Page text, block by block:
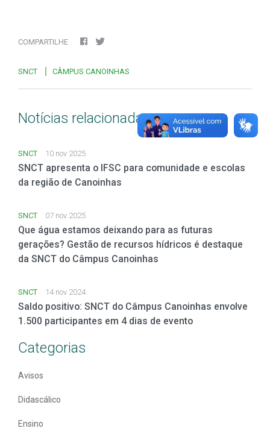
COMPARTILHE
SNCT CÂMPUS CANOINHAS
Notícias relacionadas
SNCT 10 nov 2025
SNCT apresenta o IFSC para comunidade e escolas
da região de Canoinhas
SNCT 07 nov 2025
Que água estamos deixando para as futuras
gerações? Gestão de recursos hídricos é destaque
da SNCT do Câmpus Canoinhas
SNCT 14 nov 2024
Saldo positivo: SNCT do Câmpus Canoinhas envolve
1.500 participantes em 4 dias de evento
Categorias
Avisos
Didascálico
Ensino